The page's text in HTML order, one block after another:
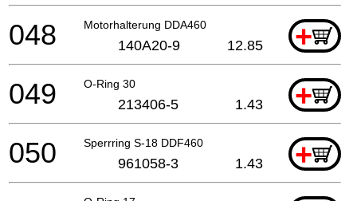
Motorhalterung DDA460 +
048 140A20-9 12.85
O-Ring 30 +
049 213406-5 1.43
Sperrring S-18 DDF460 +
050 961058-3 1.43